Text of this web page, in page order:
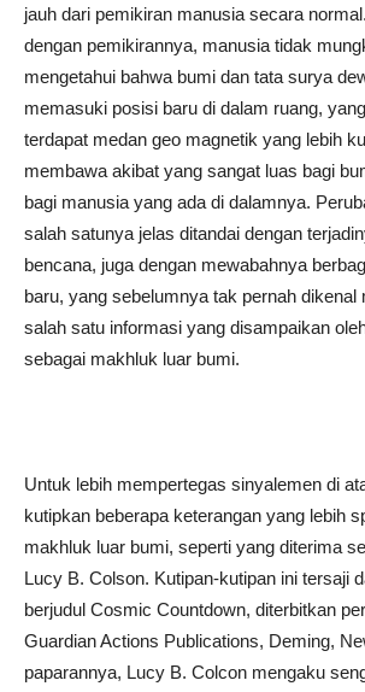
jauh dari pemikiran manusia secara
dengan pemikirannya, manusia tidak
mengetahui bahwa bumi dan tata surya
memasuki posisi baru di dalam ruang,
terdapat medan geo magnetik yang lebih
membawa akibat yang sangat luas bagi
bagi manusia yang ada di dalamnya.
salah satunya jelas ditandai dengan
bencana, juga dengan mewabahnya
baru, yang sebelumnya tak pernah dikenal
salah satu informasi yang disampaikan
sebagai makhluk luar bumi.
Untuk lebih mempertegas sinyalemen di
kutipkan beberapa keterangan yang lebih
makhluk luar bumi, seperti yang diterima
Lucy B. Colson. Kutipan-kutipan ini tersaji
berjudul Cosmic Countdown, diterbitkan
Guardian Actions Publications, Deming,
paparannya, Lucy B. Colcon mengaku